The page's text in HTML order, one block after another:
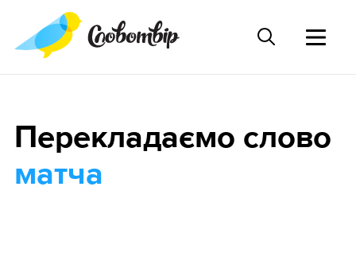
Перекладаємо слово
матча